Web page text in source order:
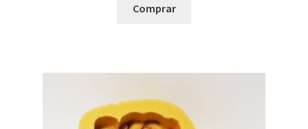
Comprar